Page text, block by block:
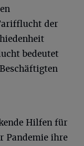
der
bedeutet
Hilfen für
Pandemie ihre